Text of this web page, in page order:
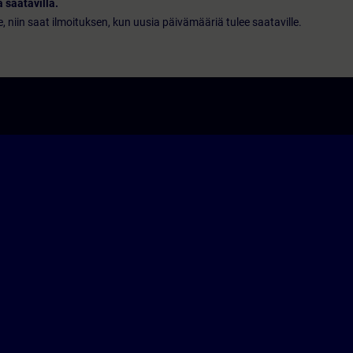
saatavilla.
niin saat ilmoituksen, kun uusia päivämääriä tulee saataville.